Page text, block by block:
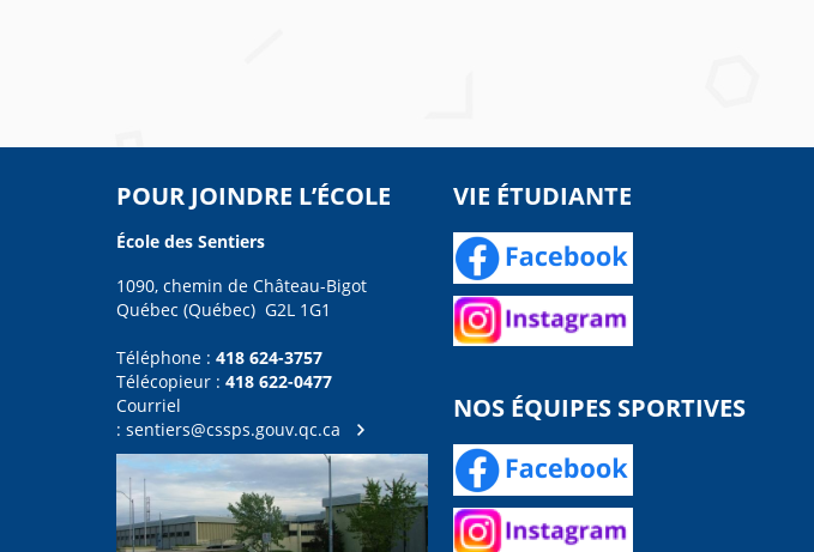
POUR JOINDRE L’ÉCOLE
École des Sentiers
1090, chemin de Château-Bigot
Québec (Québec) G2L 1G1
Téléphone : 418 624-3757
Télécopieur : 418 622-0477
Courriel
: sentiers@cssps.gouv.qc.ca
VIE ÉTUDIANTE
NOS ÉQUIPES SPORTIVES